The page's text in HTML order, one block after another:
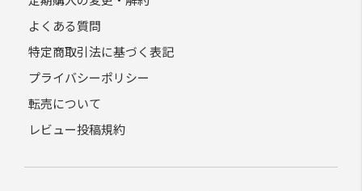
よくある質問
特定商取引法に基づく表記
プライバシーポリシー
転売について
レビュー投稿規約